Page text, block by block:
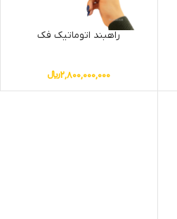
راهبند اتوماتیک فک
2,800,000,000﷼